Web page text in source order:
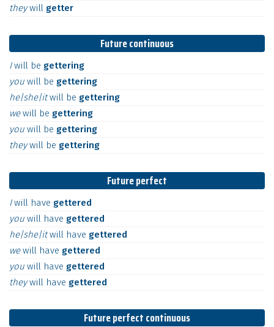
theywill getter
Future continuous
Iwill be gettering
you will be gettering
he|she|itwill be gettering
wewill be gettering
you will be gettering
theywill be gettering
Future perfect
Iwill have gettered
you will have gettered
he|she|itwill have gettered
wewill have gettered
you will have gettered
theywill have gettered
Future perfect continuous